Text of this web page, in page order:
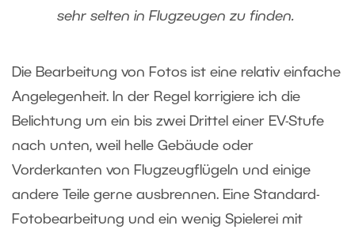
sehr selten in Flugzeugen zu finden.
Die Bearbeitung von Fotos ist eine relativ einfache
Angelegenheit. In der Regel korrigiere ich die
Belichtung um ein bis zwei Drittel einer EV-Stufe
nach unten, weil helle Gebäude oder
Vorderkanten von Flugzeugflügeln und einige
andere Teile gerne ausbrennen. Eine Standard-
Fotobearbeitung und ein wenig Spielerei mit